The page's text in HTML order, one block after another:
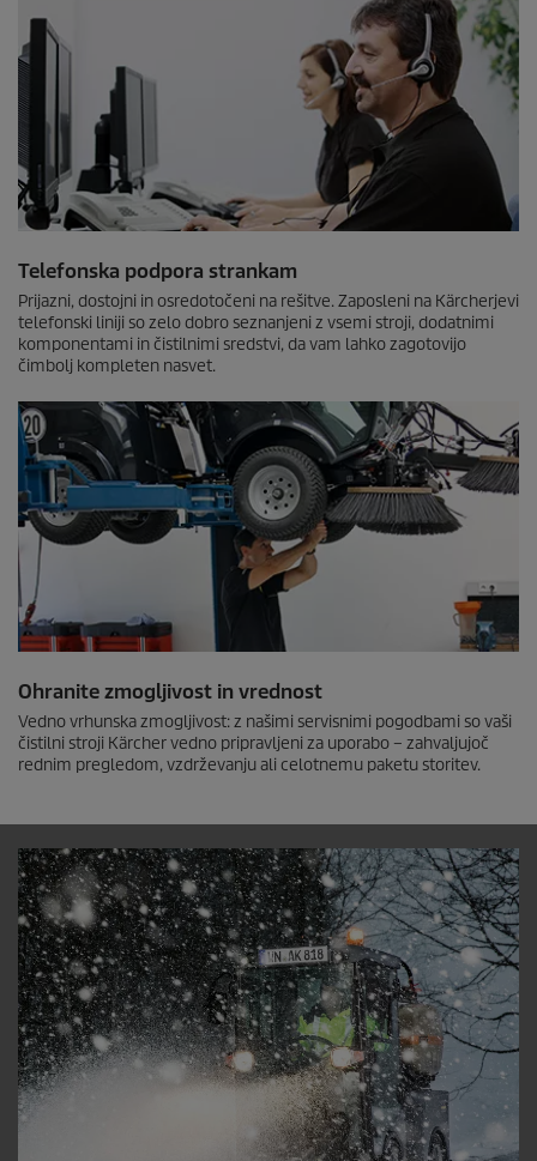
Telefonska podpora strankam
Prijazni, dostojni in osredotočeni na rešitve. Zaposleni na Kärcherjevi
telefonski liniji so zelo dobro seznanjeni z vsemi stroji, dodatnimi
komponentami in čistilnimi sredstvi, da vam lahko zagotovijo
čimbolj kompleten nasvet.
Ohranite zmogljivost in vrednost
Vedno vrhunska zmogljivost: z našimi servisnimi pogodbami so vaši
čistilni stroji Kärcher vedno pripravljeni za uporabo – zahvaljujoč
rednim pregledom, vzdrževanju ali celotnemu paketu storitev.